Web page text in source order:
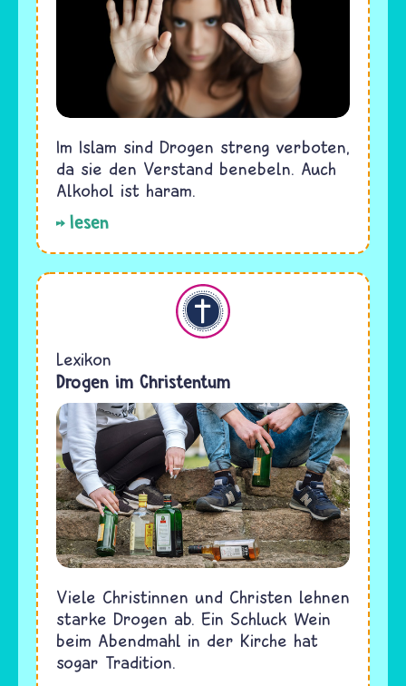
Im Islam sind Drogen streng verboten,
da sie den Verstand benebeln. Auch
Alkohol ist haram.
lesen
Christentum
Lexikon
Drogen im Christentum
Viele Christinnen und Christen lehnen
starke Drogen ab. Ein Schluck Wein
beim Abendmahl in der Kirche hat
sogar Tradition.